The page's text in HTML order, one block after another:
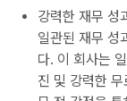
강력한 재무 성
일관된 재무 성
다. 이 회사는
진 및 강력한